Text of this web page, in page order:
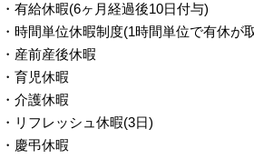
・有給休暇(6ヶ月経過後10日付与)
・時間単位休暇制度(1時間単位で有休が
・産前産後休暇
・育児休暇
・介護休暇
・リフレッシュ休暇(3日)
・慶弔休暇